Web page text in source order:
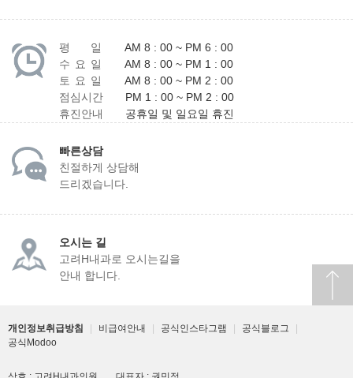
평 일
AM 8 : 00 ~ PM 6 : 00
수 요 일
AM 8 : 00 ~ PM 1 : 00
토 요 일
AM 8 : 00 ~ PM 2 : 00
점심시간
PM 1 : 00 ~ PM 2 : 00
휴진안내
공휴일 및 일요일 휴진
빠른상담
친절하게 상담해
드리겠습니다.
오시는 길
고려H내과로 오시는길을
안내 합니다.
개인정보취급방침 비급여안내 공식인스타그램 공식블로그
공식Modoo